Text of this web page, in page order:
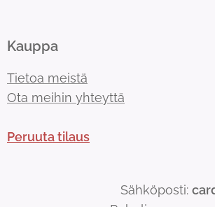
Kauppa
Tietoa meistä
Ota meihin yhteyttä
Peruuta tilaus
Sähköposti: